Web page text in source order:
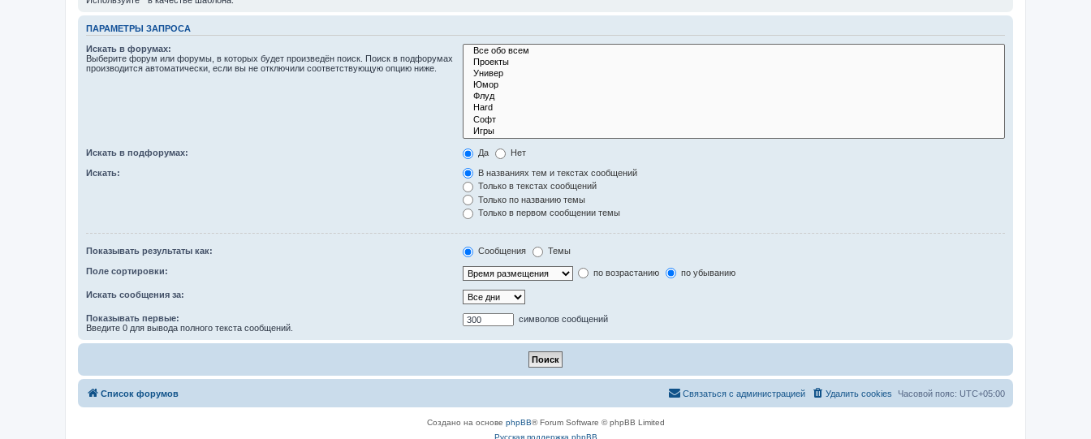
ПАРАМЕТРЫ ЗАПРОСА
Искать в форумах:
Выберите форум или форумы, в которых будет произведён поиск. Поиск в подфорумах
производится автоматически, если вы не отключили соответствующую опцию ниже.
Искать в подфорумах: Да Нет
Искать:
В названиях тем и текстах сообщений
Только в текстах сообщений
Только по названию темы
Только в первом сообщении темы
Показывать результаты как: Сообщения Темы
Поле сортировки: по возрастанию по убыванию
Искать сообщения за:
Показывать первые:
Введите 0 для вывода полного текста сообщений.
символов сообщений
Список форумов Часовой пояс: UTC+05:00
Удалить cookies
Связаться с администрацией
Создано на основе phpBB® Forum Software © phpBB Limited
Русская поддержка phpBB